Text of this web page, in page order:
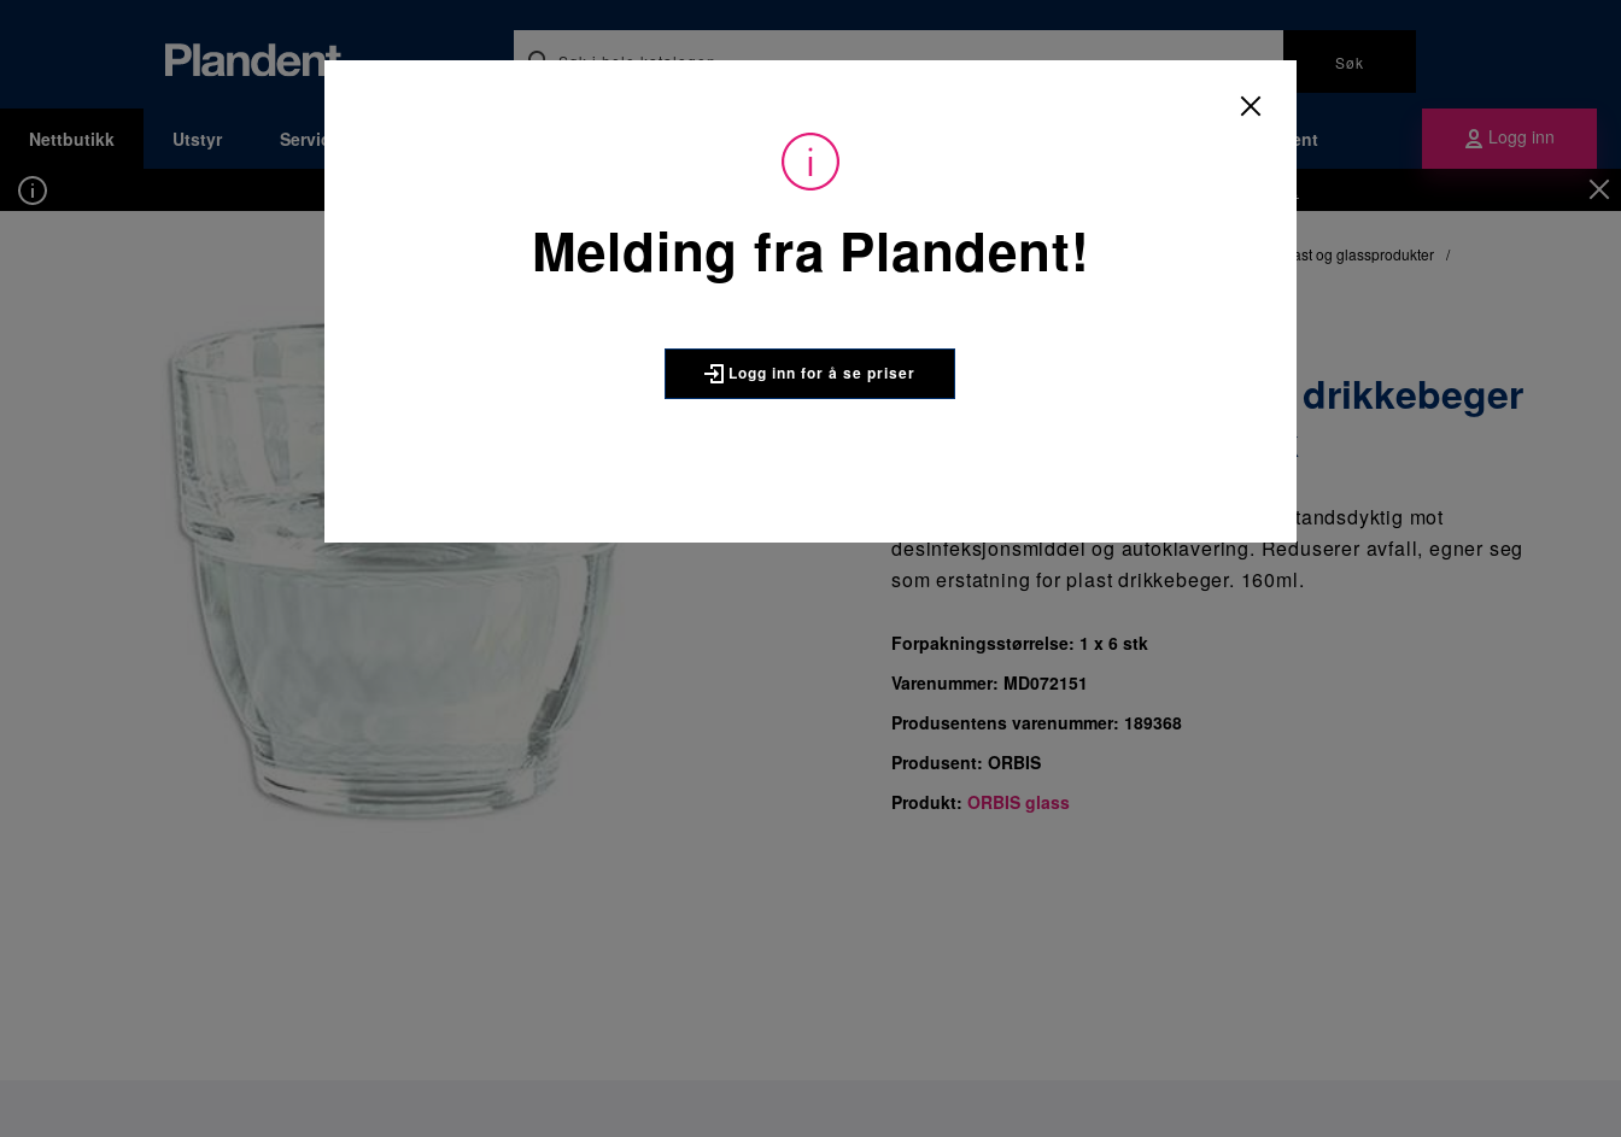
Søk
Nettbutikk Utstyr Service og Support Webinar og film Om Plandent Logg inn
Du må være innlogget for å kunne se priser på produktene og handle. Ikke kunde hos oss enda? Be om å få en kundekonto
Du
er
her:
Forbruksvarer / Klinikktilbehør Diverse metall, plast og glassprodukter /
ORBIS
ORBIS Large Tumbler drikkebeger
i glass 160ml 1 x 6 stk
ORBIS glasskrus/drikkebeger i glass. Motstandsdyktig mot
desinfeksjonsmiddel og autoklavering. Reduserer avfall, egner seg
som erstatning for plast drikkebeger. 160ml.
Forpakningsstørrelse: 1 x 6 stk
Varenummer: MD072151
Produsentens varenummer: 189368
Produsent:ORBIS
Produkt:ORBIS glass
Melding fra Plandent!
Logg inn for å se priser